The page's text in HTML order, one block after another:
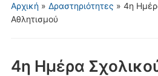
για
Αρχική» Δραστηριότητες » 4η
Αθλητισμού
4η Ημέρα